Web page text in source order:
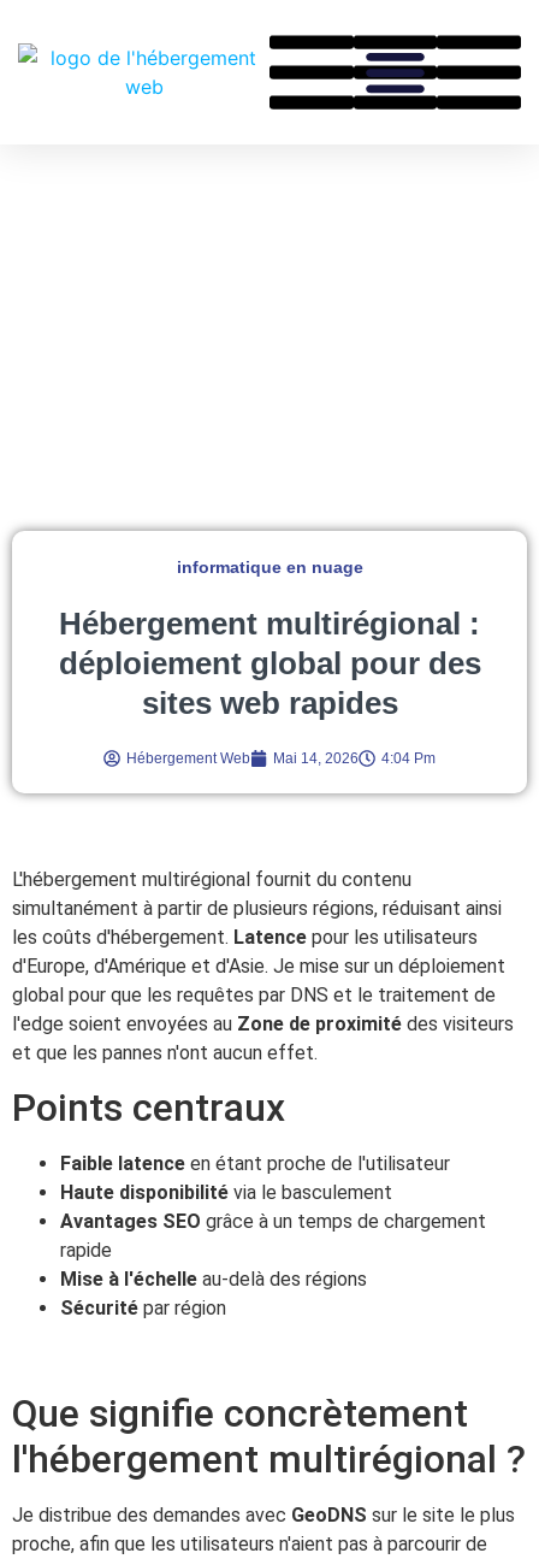
informatique en nuage
Hébergement multirégional :
déploiement global pour des
sites web rapides
Hébergement Web Mai 14, 2026 4:04 Pm
L'hébergement multirégional fournit du contenu
simultanément à partir de plusieurs régions, réduisant ainsi
les coûts d'hébergement. Latence pour les utilisateurs
d'Europe, d'Amérique et d'Asie. Je mise sur un déploiement
global pour que les requêtes par DNS et le traitement de
l'edge soient envoyées au Zone de proximité des visiteurs
et que les pannes n'ont aucun effet.
Points centraux
Faible latence en étant proche de l'utilisateur
Haute disponibilité via le basculement
Avantages SEO grâce à un temps de chargement
rapide
Mise à l'échelle au-delà des régions
Sécurité par région
Que signifie concrètement
l'hébergement multirégional ?
Je distribue des demandes avec GeoDNS sur le site le plus
proche, afin que les utilisateurs n'aient pas à parcourir de